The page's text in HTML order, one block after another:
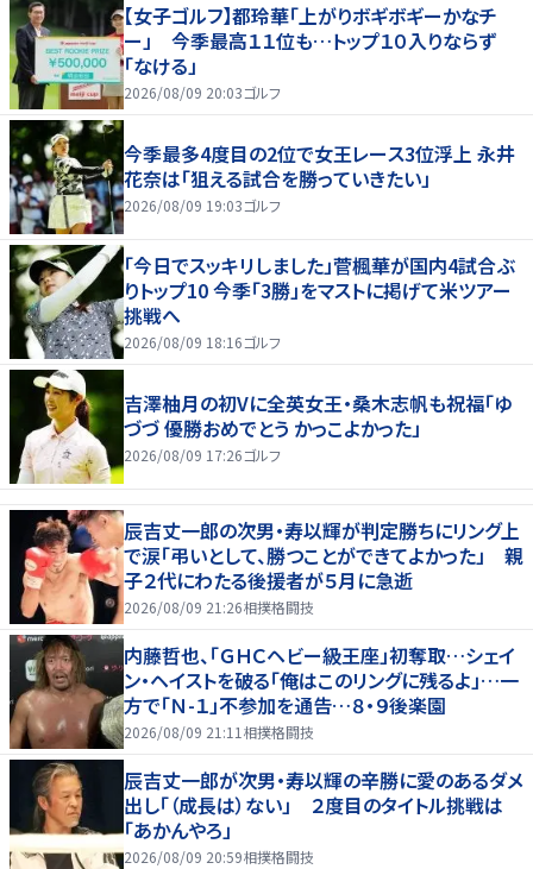
【女子ゴルフ】都玲華「上がりボギボギーかなチ
ー」 今季最高１１位も…トップ１０入りならず
「なける」
2026/08/09 20:03ゴルフ
今季最多4度目の2位で女王レース3位浮上 永井
花奈は「狙える試合を勝っていきたい」
2026/08/09 19:03ゴルフ
「今日でスッキリしました」菅楓華が国内4試合ぶ
りトップ10 今季「3勝」をマストに掲げて米ツアー
挑戦へ
2026/08/09 18:16ゴルフ
吉澤柚月の初Vに全英女王・桑木志帆も祝福「ゆ
づづ 優勝おめでとう かっこよかった」
2026/08/09 17:26ゴルフ
辰吉丈一郎の次男・寿以輝が判定勝ちにリング上
で涙「弔いとして、勝つことができてよかった」 親
子２代にわたる後援者が５月に急逝
2026/08/09 21:26相撲格闘技
内藤哲也、「ＧＨＣヘビー級王座」初奪取…シェイ
ン・ヘイストを破る「俺はこのリングに残るよ」…一
方で「Ｎ-１」不参加を通告…８・９後楽園
2026/08/09 21:11 相撲格闘技
辰吉丈一郎が次男・寿以輝の辛勝に愛のあるダメ
出し「（成長は）ない」 ２度目のタイトル挑戦は
「あかんやろ」
2026/08/09 20:59相撲格闘技